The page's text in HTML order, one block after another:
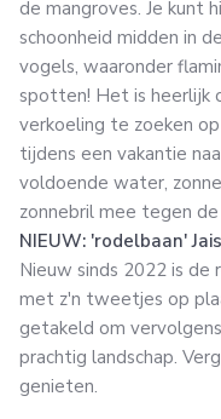
de mangroves. Je kunt
schoonheid midden in
vogels, waaronder
spotten! Het is heerlijk
verkoeling te zoeken
tijdens een vakantie
voldoende water,
zonnebril mee tegen
NIEUW: 'rodelbaan'
Nieuw sinds 2022 is de
met z'n tweetjes op
getakeld om
prachtig landschap.
genieten.